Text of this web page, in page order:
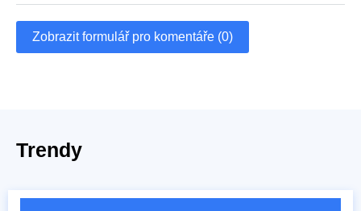
Zobrazit formulář pro komentáře (0)
Trendy